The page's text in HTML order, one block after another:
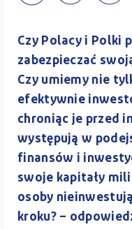
A
Czy Polacy i Polki
zabezpieczać
Czy umiemy nie
efektywnie
chroniąc je przed
występują w
finansów i
swoje kapitały
osoby
kroku? –